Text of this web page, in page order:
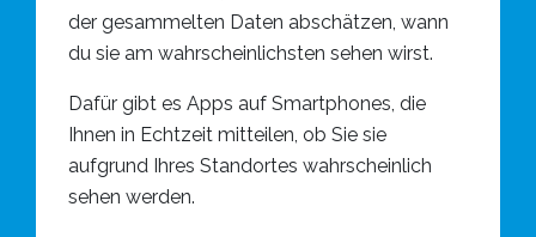
der gesammelten Daten abschätzen, wann
du sie am wahrscheinlichsten sehen wirst.
Dafür gibt es Apps auf Smartphones, die
Ihnen in Echtzeit mitteilen, ob Sie sie
aufgrund Ihres Standortes wahrscheinlich
sehen werden.